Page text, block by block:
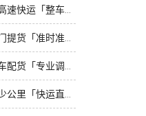
厦门到秦皇岛物流专线_高速快运「整车配货」
厦门到唐山物流专线_上门提货「准时准点」
深圳到北京物流专线_整车配货「专业调车」
漳州到北京物流专线_多少公里「快运直达」